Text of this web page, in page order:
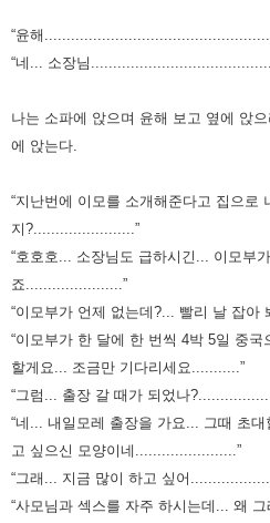
“윤해
“네... 소장님
나는 소파에 앉으며 윤해 보고 옆에 앉
에 앉는다.
“지난번에 이모를 소개해준다고 집으로
지?.......................”
“호호호... 소장님도 급하시긴... 이모부
죠......................”
“이모부가 언제 없는데?... 빨리 날 잡아
“이모부가 한 달에 한 번씩 4박 5일 중
할게요... 조금만 기다리세요...........”
“그럼... 출장 갈 때가 되었나
“네... 내일모레 출장을 가요... 그때 초
고 싶으신 모양이네.......................”
“그래... 지금 많이 하고 싶어
“사모님과 섹스를 자주 하시는데... 왜